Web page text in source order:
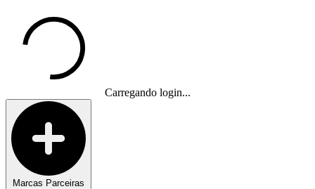
Carregando login...
Marcas Parceiras